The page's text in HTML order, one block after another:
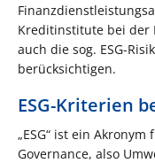
Kreditinstitute bei der
auch die sog. ESG-
berücksichtigen.
ESG-Kriterien
„ESG“ ist ein
Governance, also